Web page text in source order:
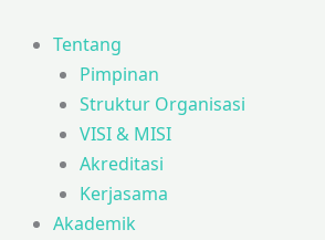
Tentang
Pimpinan
Struktur Organisasi
VISI & MISI
Akreditasi
Kerjasama
Akademik